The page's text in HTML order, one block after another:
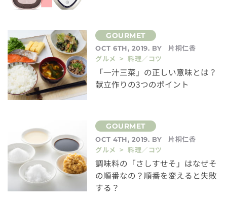
OCT 6TH, 2019. BY
片桐仁香
グルメ > 料理／コツ
「一汁三菜」の正しい意味とは？
献立作りの3つのポイント
OCT 4TH, 2019. BY
片桐仁香
グルメ > 料理／コツ
調味料の「さしすせそ」はなぜそ
の順番なの？順番を変えると失敗
する？